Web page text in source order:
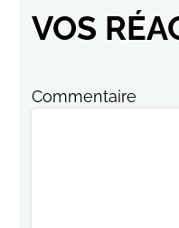
VOS
Commentaire